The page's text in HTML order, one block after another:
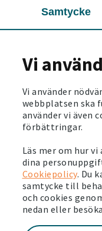
Samtycke
Vi
Vi använder
webbplatsen ska
använder vi även
förbättringar.
Läs mer om hur vi
dina
Cookiepolicy. Du
samtycke till
och cookies
nedan eller
Jordbro. Även
om vårt arbete i
föreningar?
- Föreningen Jordbro i
sett i andra områden
kommit lite längre
effekt på områdens
SENASTE NYTT
2026-07-06